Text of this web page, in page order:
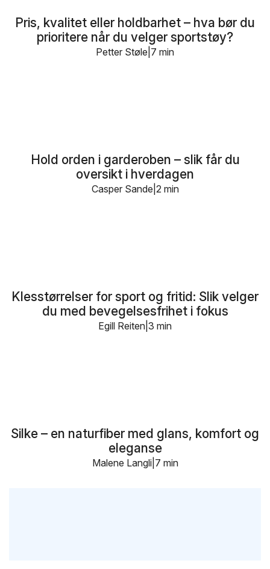
Pris, kvalitet eller holdbarhet – hva bør du
prioritere når du velger sportstøy?
7 min
Petter Støle
Hold orden i garderoben – slik får du
oversikt i hverdagen
2 min
Casper Sande
Klesstørrelser for sport og fritid: Slik velger
du med bevegelsesfrihet i fokus
3 min
Egill Reiten
Silke – en naturfiber med glans, komfort og
eleganse
7 min
Malene Langli